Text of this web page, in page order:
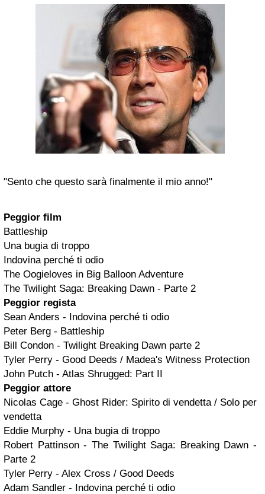
"Sento che questo sarà finalmente il mio anno!"
Peggior film
Battleship
Una bugia di troppo
Indovina perché ti odio
The Oogieloves in Big Balloon Adventure
The Twilight Saga: Breaking Dawn - Parte 2
Peggior regista
Sean Anders - Indovina perché ti odio
Peter Berg - Battleship
Bill Condon - Twilight Breaking Dawn parte 2
Tyler Perry - Good Deeds / Madea's Witness Protection
John Putch - Atlas Shrugged: Part II
Peggior attore
Nicolas Cage - Ghost Rider: Spirito di vendetta / Solo per
vendetta
Eddie Murphy - Una bugia di troppo
Robert Pattinson - The Twilight Saga: Breaking Dawn -
Parte 2
Tyler Perry - Alex Cross / Good Deeds
Adam Sandler - Indovina perché ti odio